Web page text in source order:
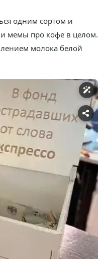
одним сортом и
мемы про кофе в целом.
молока белой